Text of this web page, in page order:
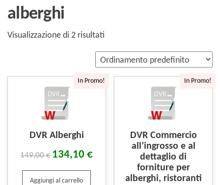
alberghi
Visualizzazione di 2 risultati
In Promo!
DVR Alberghi
149,00€ 134,10€
Aggiungi al carrello
In Promo!
DVR Commercio
all’ingrosso e al
dettaglio di
forniture per
alberghi, ristoranti